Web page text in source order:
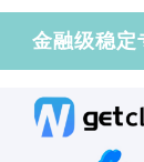
金融级稳定